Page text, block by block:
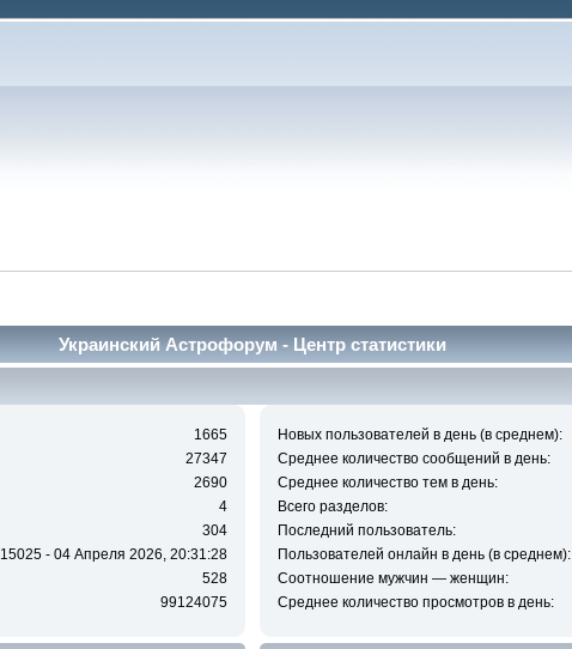
Украинский Астрофорум - Центр статистики
1665
27347
2690
4
304
15025 - 04 Апреля 2026, 20:31:28
528
99124075
Новых пользователей в день (в среднем):
Среднее количество сообщений в день:
Среднее количество тем в день:
Всего разделов:
Последний пользователь:
Пользователей онлайн в день (в среднем):
Соотношение мужчин — женщин:
Среднее количество просмотров в день: